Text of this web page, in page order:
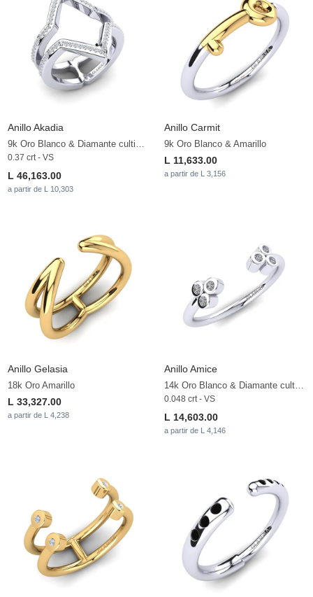
Anillo Akadia
9k Oro Blanco & Diamante cultivado en laboratorio
0.37 crt - VS
L 46,163.00
a partir de L 10,303
Anillo Carmit
9k Oro Blanco & Amarillo
L 11,633.00
a partir de L 3,156
Anillo Gelasia
18k Oro Amarillo
L 33,327.00
a partir de L 4,238
Anillo Amice
14k Oro Blanco & Diamante cultivado en laboratorio
0.048 crt - VS
L 14,603.00
a partir de L 4,146